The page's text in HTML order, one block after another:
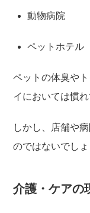
動物病院
ペットホテル
ペットの体臭や
イにおいては慣
しかし、店舗や
のではないでしょ
介護・ケアの